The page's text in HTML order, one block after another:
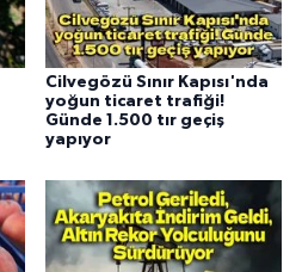
Cilvegözü Sınır Kapısı'nda
yoğun ticaret trafiği!
Günde 1.500 tır geçiş
yapıyor